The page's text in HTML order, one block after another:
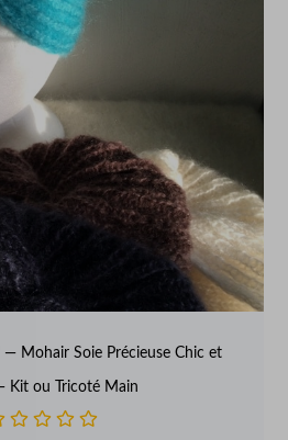
— Mohair Soie Précieuse Chic et
Kit ou Tricoté Main